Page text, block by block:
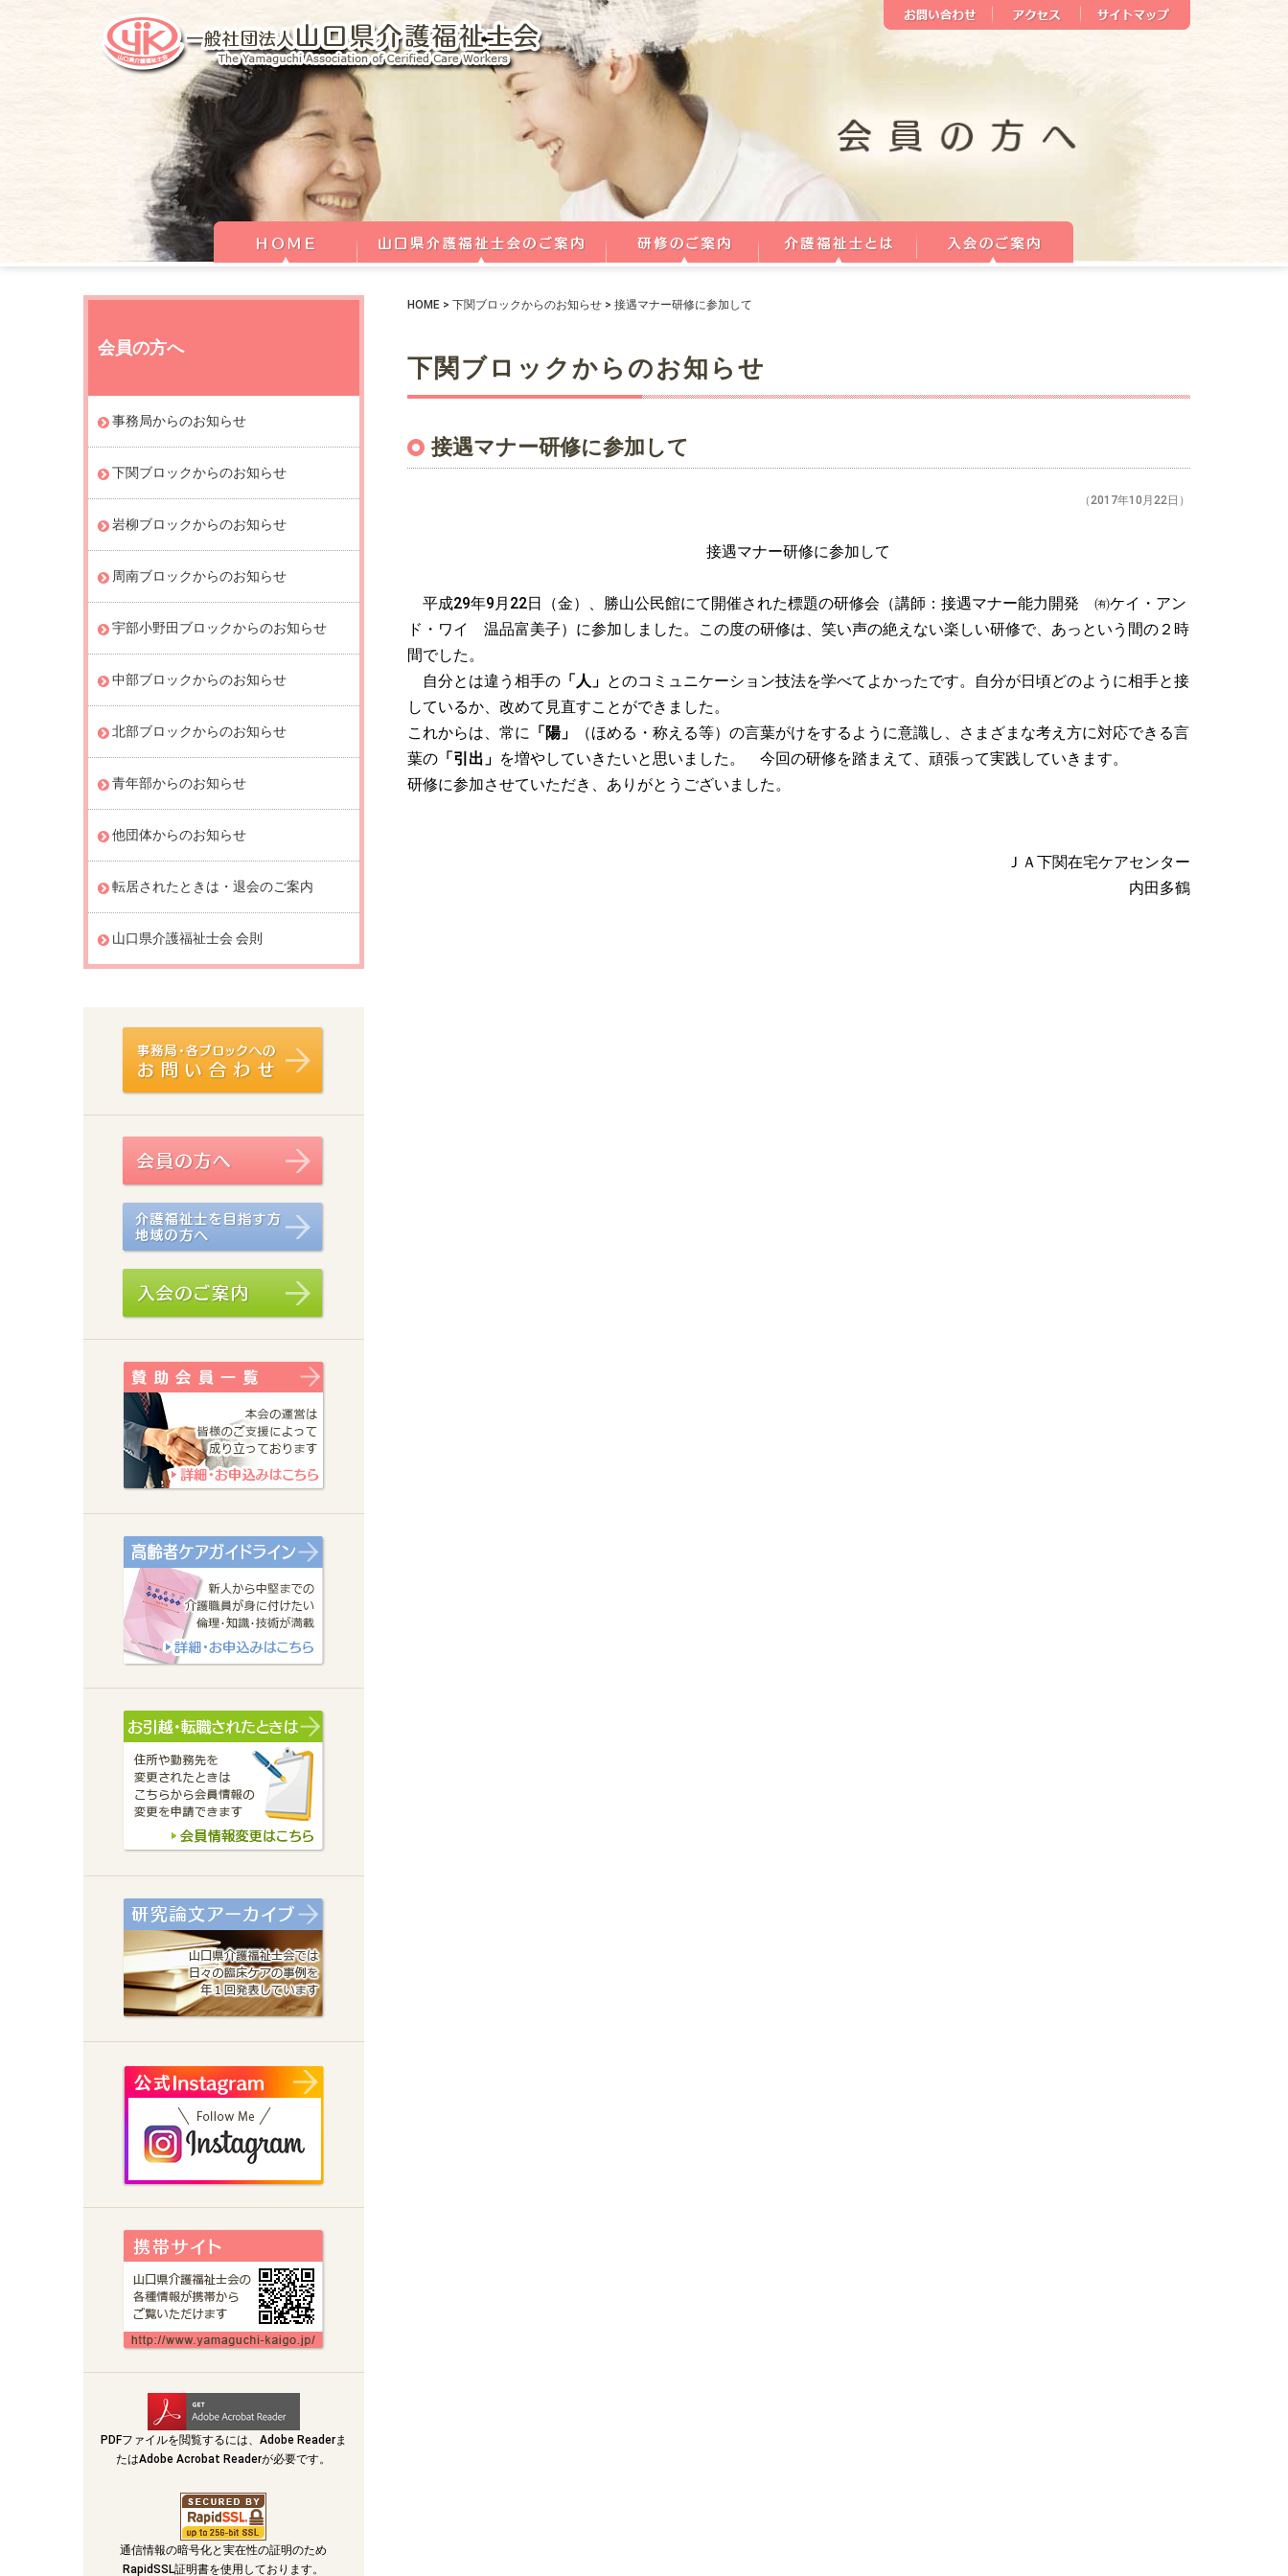
HOME> 下関ブロックからのお知らせ> 接遇マナー研修に参加して
下関ブロックからのお知らせ
接遇マナー研修に参加して
（2017年10月22日）
接遇マナー研修に参加して
平成29年9月22日（金）、勝山公民館にて開催された標題の研修会（講師：接遇マナー能力開発 ㈲ケイ・アン
ド・ワイ 温品富美子）に参加しました。この度の研修は、笑い声の絶えない楽しい研修で、あっという間の２時
間でした。
自分とは違う相手の「人」 とのコミュニケーション技法を学べてよかったです。自分が日頃どのように相手と接
しているか、改めて見直すことができました。
これからは、常に 「陽」
（ほめる・称える等）の言葉がけをするように意識し、さまざまな考え方に対応できる言
葉の「引出」 を増やしていきたいと思いました。 今回の研修を踏まえて、頑張って実践していきます。
研修に参加させていただき、ありがとうございました。
ＪＡ下関在宅ケアセンター
内田多鶴
会員の方へ
事務局からのお知らせ
下関ブロックからのお知らせ
岩柳ブロックからのお知らせ
周南ブロックからのお知らせ
宇部小野田ブロックからのお知らせ
中部ブロックからのお知らせ
北部ブロックからのお知らせ
青年部からのお知らせ
他団体からのお知らせ
転居されたときは・退会のご案内
山口県介護福祉士会 会則
PDFファイルを閲覧するには、Adobe Readerま
たはAdobe Acrobat Readerが必要です。
通信情報の暗号化と実在性の証明のため
RapidSSL証明書を使用しております。